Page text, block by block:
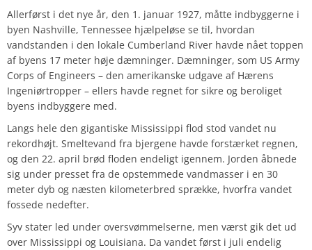
Allerførst i det nye år, den 1. januar 1927, måtte indbyggerne i
byen Nashville, Tennessee hjælpeløse se til, hvordan
vandstanden i den lokale Cumberland River havde nået toppen
af byens 17 meter høje dæmninger. Dæmninger, som US Army
Corps of Engineers – den amerikanske udgave af Hærens
Ingeniørtropper – ellers havde regnet for sikre og beroliget
byens indbyggere med.
Langs hele den gigantiske Mississippi flod stod vandet nu
rekordhøjt. Smeltevand fra bjergene havde forstærket regnen,
og den 22. april brød floden endeligt igennem. Jorden åbnede
sig under presset fra de opstemmede vandmasser i en 30
meter dyb og næsten kilometerbred sprække, hvorfra vandet
fossede nedefter.
Syv stater led under oversvømmelserne, men værst gik det ud
over Mississippi og Louisiana. Da vandet først i juli endelig